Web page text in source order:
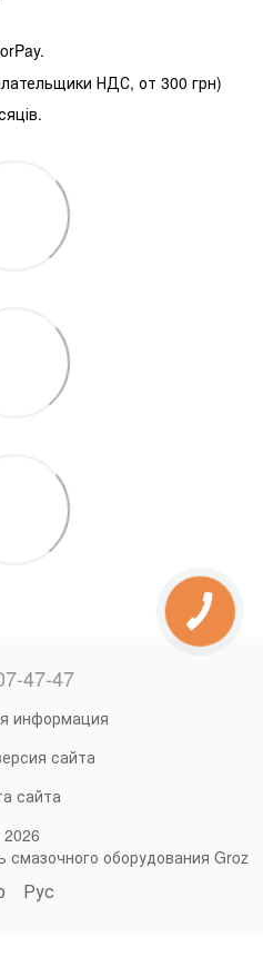
НДС, от 300 грн)
47-47
информация
сайта
сайта
оборудования Groz
Рус